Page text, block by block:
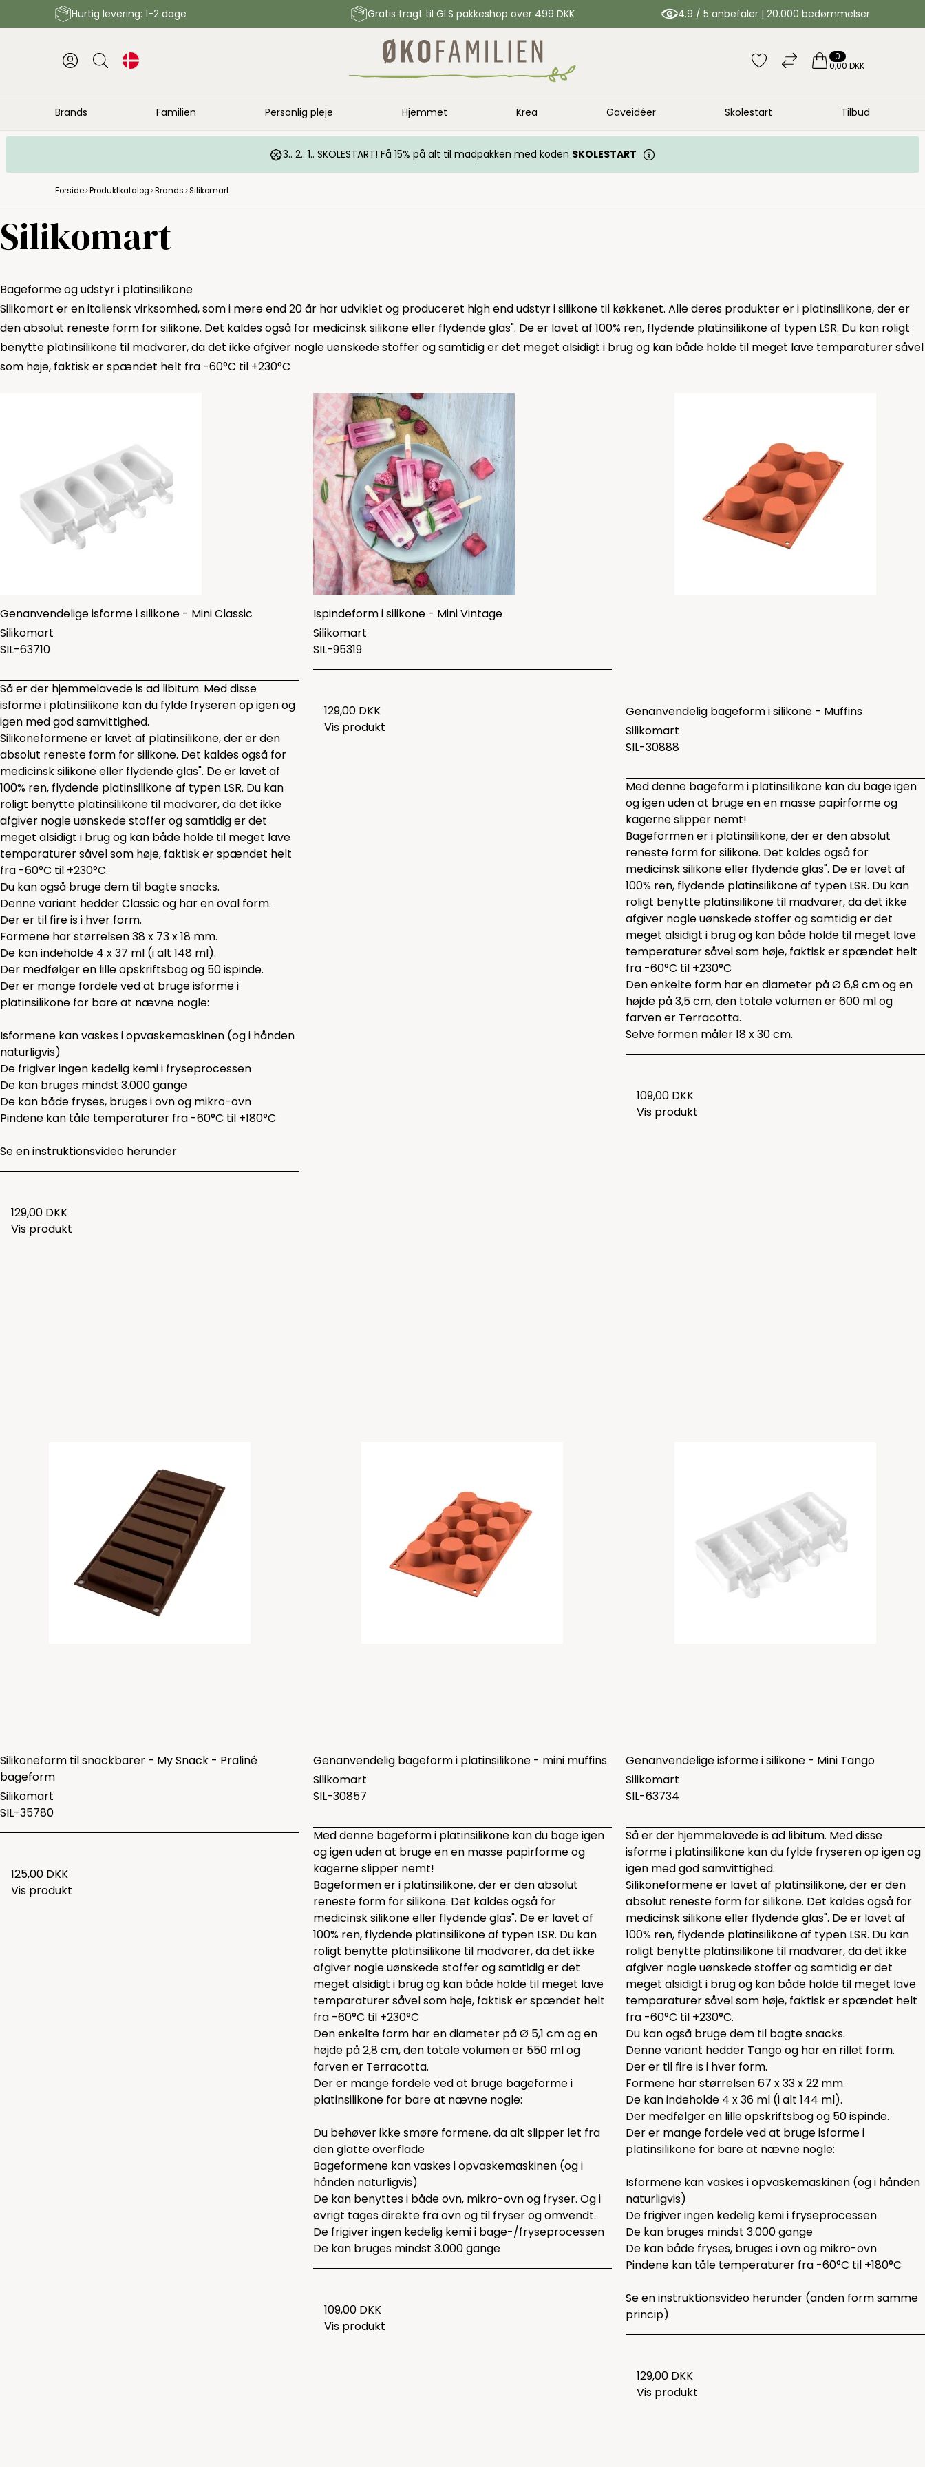
Hurtig levering: 1-2 dage Gratis fragt til GLS pakkeshop over 499 DKK 4.9 / 5 anbefaler | 20.000 bedømmelser
0
0,00 DKK
Brands Familien Personlig pleje Hjemmet Krea Gaveidéer Skolestart Tilbud
3.. 2.. 1.. SKOLESTART! Få 15% på alt til madpakken med koden SKOLESTART
Forside Produktkatalog Brands Silikomart
Silikomart
Bageforme og udstyr i platinsilikone
Silikomart er en italiensk virksomhed, som i mere end 20 år har udviklet og produceret high end udstyr i silikone til køkkenet. Alle deres produkter er i platinsilikone, der er
den absolut reneste form for silikone. Det kaldes også for medicinsk silikone eller flydende glas". De er lavet af 100% ren, flydende platinsilikone af typen LSR. Du kan roligt
benytte platinsilikone til madvarer, da det ikke afgiver nogle uønskede stoffer og samtidig er det meget alsidigt i brug og kan både holde til meget lave temparaturer såvel
som høje, faktisk er spændet helt fra -60°C til +230°C
Genanvendelige isforme i silikone - Mini Classic
Silikomart
SIL-63710
Så er der hjemmelavede is ad libitum. Med disse
isforme i platinsilikone kan du fylde fryseren op igen og
igen med god samvittighed.
Silikoneformene er lavet af platinsilikone, der er den
absolut reneste form for silikone. Det kaldes også for
medicinsk silikone eller flydende glas". De er lavet af
100% ren, flydende platinsilikone af typen LSR. Du kan
roligt benytte platinsilikone til madvarer, da det ikke
afgiver nogle uønskede stoffer og samtidig er det
meget alsidigt i brug og kan både holde til meget lave
temparaturer såvel som høje, faktisk er spændet helt
fra -60°C til +230°C.
Du kan også bruge dem til bagte snacks.
Denne variant hedder Classic og har en oval form.
Der er til fire is i hver form.
Formene har størrelsen 38 x 73 x 18 mm.
De kan indeholde 4 x 37 ml (i alt 148 ml).
Der medfølger en lille opskriftsbog og 50 ispinde.
Der er mange fordele ved at bruge isforme i
platinsilikone for bare at nævne nogle:
Isformene kan vaskes i opvaskemaskinen (og i hånden
naturligvis)
De frigiver ingen kedelig kemi i fryseprocessen
De kan bruges mindst 3.000 gange
De kan både fryses, bruges i ovn og mikro-ovn
Pindene kan tåle temperaturer fra -60°C til +180°C
Se en instruktionsvideo herunder
129,00 DKK
Vis produkt
Ispindeform i silikone - Mini Vintage
Silikomart
SIL-95319
129,00 DKK
Vis produkt
Genanvendelig bageform i silikone - Muffins
Silikomart
SIL-30888
Med denne bageform i platinsilikone kan du bage igen
og igen uden at bruge en en masse papirforme og
kagerne slipper nemt!
Bageformen er i platinsilikone, der er den absolut
reneste form for silikone. Det kaldes også for
medicinsk silikone eller flydende glas". De er lavet af
100% ren, flydende platinsilikone af typen LSR. Du kan
roligt benytte platinsilikone til madvarer, da det ikke
afgiver nogle uønskede stoffer og samtidig er det
meget alsidigt i brug og kan både holde til meget lave
temperaturer såvel som høje, faktisk er spændet helt
fra -60°C til +230°C
Den enkelte form har en diameter på Ø 6,9 cm og en
højde på 3,5 cm, den totale volumen er 600 ml og
farven er Terracotta.
Selve formen måler 18 x 30 cm.
109,00 DKK
Vis produkt
Silikoneform til snackbarer - My Snack - Praliné
bageform
Silikomart
SIL-35780
125,00 DKK
Vis produkt
Genanvendelig bageform i platinsilikone - mini muffins
Silikomart
SIL-30857
Med dennebageform i platinsilikone kan du bage igen
og igen uden at bruge en en masse papirforme og
kagerne slipper nemt!
Bageformen er i platinsilikone, der er den absolut
reneste form for silikone. Det kaldes også for
medicinsk silikone eller flydende glas". De er lavet af
100% ren, flydende platinsilikone af typen LSR. Du kan
roligt benytte platinsilikone til madvarer, da det ikke
afgiver nogle uønskede stoffer og samtidig er det
meget alsidigt i brug og kan både holde til meget lave
temparaturer såvel som høje, faktisk er spændet helt
fra -60°C til +230°C
Den enkelte form har en diameter på Ø 5,1 cm og en
højde på 2,8 cm, den totale volumen er 550 ml og
farven er Terracotta.
Der er mange fordele ved at bruge bageforme i
platinsilikone for bare at nævne nogle:
Du behøver ikke smøre formene, da alt slipper let fra
den glatte overflade
Bageformene kan vaskes i opvaskemaskinen (og i
hånden naturligvis)
De kan benyttes i både ovn, mikro-ovn og fryser. Og i
øvrigt tages direkte fra ovn og til fryser og omvendt.
De frigiver ingen kedelig kemi i bage-/fryseprocessen
De kan bruges mindst 3.000 gange
109,00 DKK
Vis produkt
Genanvendelige isforme i silikone - Mini Tango
Silikomart
SIL-63734
Så er der hjemmelavede is ad libitum. Med disse
isforme i platinsilikone kan du fylde fryseren op igen og
igen med god samvittighed.
Silikoneformene er lavet af platinsilikone, der er den
absolut reneste form for silikone. Det kaldes også for
medicinsk silikone eller flydende glas". De er lavet af
100% ren, flydende platinsilikone af typen LSR. Du kan
roligt benytte platinsilikone til madvarer, da det ikke
afgiver nogle uønskede stoffer og samtidig er det
meget alsidigt i brug og kan både holde til meget lave
temparaturer såvel som høje, faktisk er spændet helt
fra -60°C til +230°C.
Du kan også bruge dem til bagte snacks.
Denne variant hedder Tango og har en rillet form.
Der er til fire is i hver form.
Formene har størrelsen 67 x 33 x 22 mm.
De kan indeholde 4 x 36 ml (i alt 144 ml).
Der medfølger en lille opskriftsbog og 50 ispinde.
Der er mange fordele ved at bruge isforme i
platinsilikone for bare at nævne nogle:
Isformene kan vaskes i opvaskemaskinen (og i hånden
naturligvis)
De frigiver ingen kedelig kemi i fryseprocessen
De kan bruges mindst 3.000 gange
De kan både fryses, bruges i ovn og mikro-ovn
Pindene kan tåle temperaturer fra -60°C til +180°C
Se en instruktionsvideo herunder (anden form samme
princip)
129,00 DKK
Vis produkt